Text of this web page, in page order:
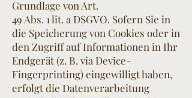
Grundlage von Art.
49 Abs. 1 lit. a DSGVO. Sofern Sie in
die Speicherung von Cookies oder in
den Zugriff auf Informationen in Ihr
Endgerät (z. B. via Device-
Fingerprinting) eingewilligt haben,
erfolgt die Datenverarbeitung